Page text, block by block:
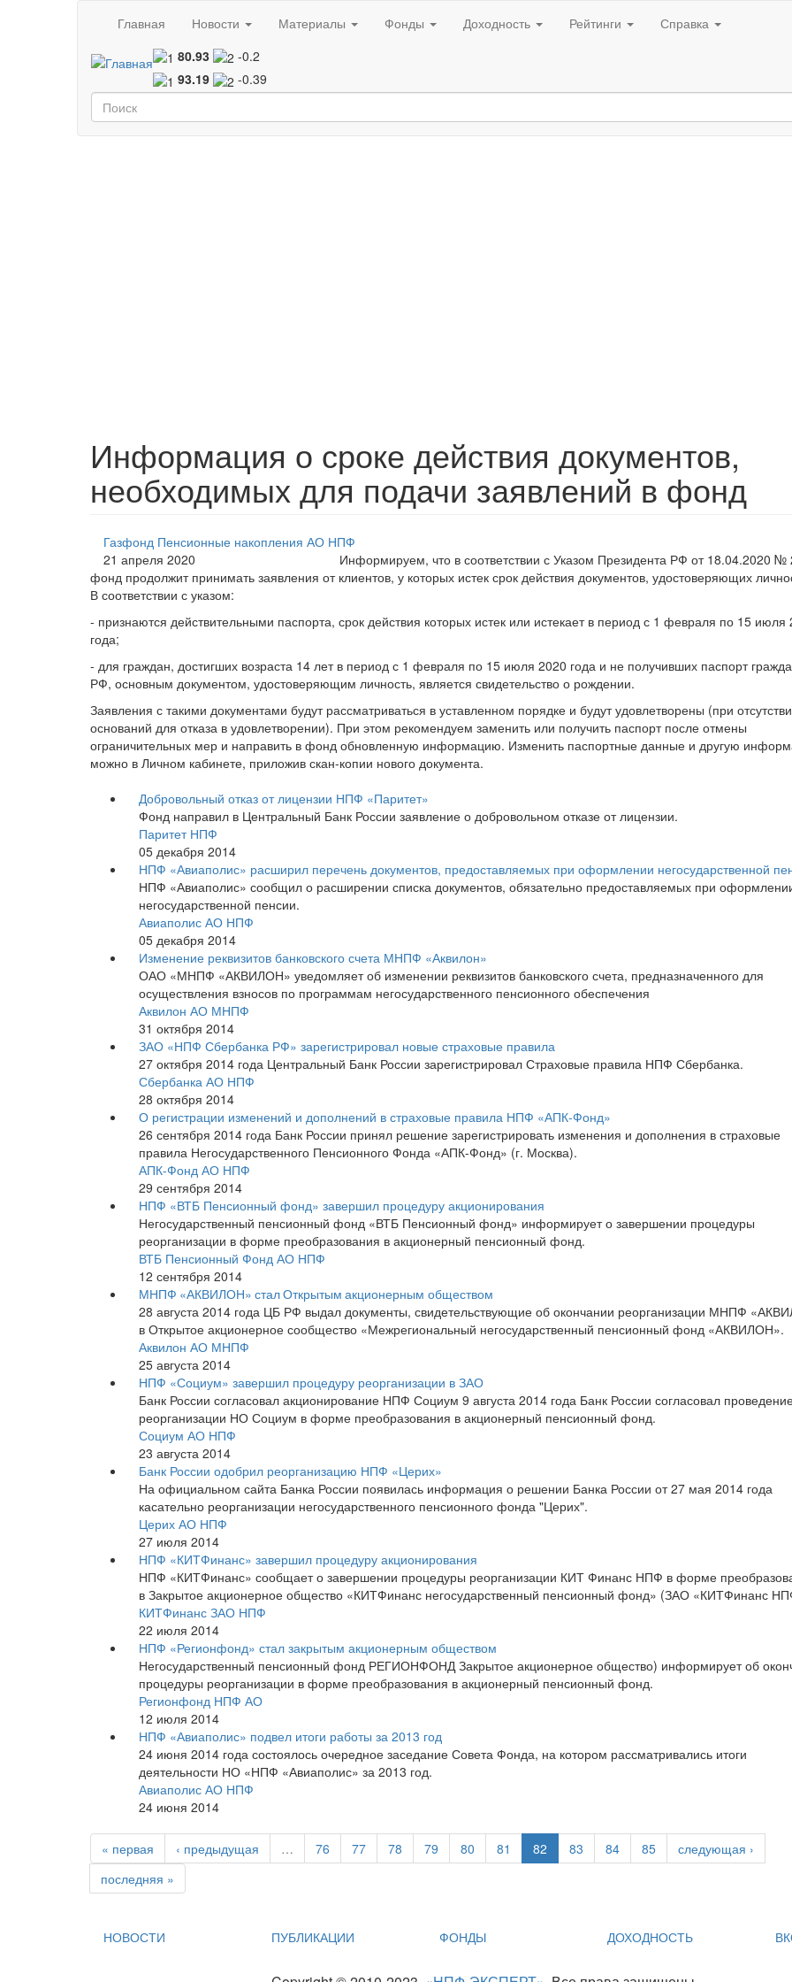
Главная
Новости Материалы Фонды Доходность Рейтинги
Справка
80.93
-0.2
93.19
-0.39
Форма поиска
Поиск
Информация о сроке действия документов,
необходимых для подачи заявлений в фонд
Газфонд Пенсионные накопления АО НПФ
21 апреля 2020
Информируем, что в соответствии с Указом Президента РФ от 18.04.2020 №
фонд продолжит принимать заявления от клиентов, у которых истек срок действия документов, удостоверяющих
В соответствии с указом:
- признаются действительными паспорта, срок действия которых истек или истекает в период с 1 февраля по 15 июля
года;
- для граждан, достигших возраста 14 лет в период с 1 февраля по 15 июля 2020 года и не получивших паспорт
РФ, основным документом, удостоверяющим личность, является свидетельство о рождении.
Заявления с такими документами будут рассматриваться в уставленном порядке и будут удовлетворены (при
оснований для отказа в удовлетворении). При этом рекомендуем заменить или получить паспорт после отмены
ограничительных мер и направить в фонд обновленную информацию. Изменить паспортные данные и другую
можно в Личном кабинете, приложив скан-копии нового документа.
Добровольный отказ от лицензии НПФ «Паритет»
Фонд направил в Центральный Банк России заявление о добровольном отказе от лицензии.
Паритет НПФ
05 декабря 2014
НПФ «Авиаполис» расширил перечень документов, предоставляемых при оформлении негосударственной
НПФ «Авиаполис» сообщил о расширении списка документов, обязательно предоставляемых при
негосударственной пенсии.
Авиаполис АО НПФ
05 декабря 2014
Изменение реквизитов банковского счета МНПФ «Аквилон»
ОАО «МНПФ «АКВИЛОН» уведомляет об изменении реквизитов банковского счета, предназначенного для
осуществления взносов по программам негосударственного пенсионного обеспечения
Аквилон АО МНПФ
31 октября 2014
ЗАО «НПФ Сбербанка РФ» зарегистрировал новые страховые правила
27 октября 2014 года Центральный Банк России зарегистрировал Страховые правила НПФ Сбербанка.
Сбербанка АО НПФ
28 октября 2014
О регистрации изменений и дополнений в страховые правила НПФ «АПК-Фонд»
26 сентября 2014 года Банк России принял решение зарегистрировать изменения и дополнения в страховые
правила Негосударственного Пенсионного Фонда «АПК-Фонд» (г. Москва).
АПК-Фонд АО НПФ
29 сентября 2014
НПФ «ВТБ Пенсионный фонд» завершил процедуру акционирования
Негосударственный пенсионный фонд «ВТБ Пенсионный фонд» информирует о завершении процедуры
реорганизации в форме преобразования в акционерный пенсионный фонд.
ВТБ Пенсионный Фонд АО НПФ
12 сентября 2014
МНПФ «АКВИЛОН» стал Открытым акционерным обществом
28 августа 2014 года ЦБ РФ выдал документы, свидетельствующие об окончании реорганизации МНПФ
в Открытое акционерное сообщество «Межрегиональный негосударственный пенсионный фонд «АКВИЛОН».
Аквилон АО МНПФ
25 августа 2014
НПФ «Социум» завершил процедуру реорганизации в ЗАО
Банк России согласовал акционирование НПФ Социум 9 августа 2014 года Банк России согласовал
реорганизации НО Социум в форме преобразования в акционерный пенсионный фонд.
Социум АО НПФ
23 августа 2014
Банк России одобрил реорганизацию НПФ «Церих»
На официальном сайта Банка России появилась информация о решении Банка России от 27 мая 2014 года
касательно реорганизации негосударственного пенсионного фонда "Церих".
Церих АО НПФ
27 июля 2014
НПФ «КИТФинанс» завершил процедуру акционирования
НПФ «КИТФинанс» сообщает о завершении процедуры реорганизации КИТ Финанс НПФ в форме
в Закрытое акционерное общество «КИТФинанс негосударственный пенсионный фонд» (ЗАО «КИТФинанс
КИТФинанс ЗАО НПФ
22 июля 2014
НПФ «Регионфонд» стал закрытым акционерным обществом
Негосударственный пенсионный фонд РЕГИОНФОНД Закрытое акционерное общество) информирует об
процедуры реорганизации в форме преобразования в акционерный пенсионный фонд.
Регионфонд НПФ АО
12 июля 2014
НПФ «Авиаполис» подвел итоги работы за 2013 год
24 июня 2014 года состоялось очередное заседание Совета Фонда, на котором рассматривались итоги
деятельности НО «НПФ «Авиаполис» за 2013 год.
Авиаполис АО НПФ
24 июня 2014
« первая ‹ предыдущая … 76 77 78 79 80 81 82 83 84 85
следующая ›
последняя »
НОВОСТИ ПУБЛИКАЦИИ ФОНДЫ ДОХОДНОСТЬ